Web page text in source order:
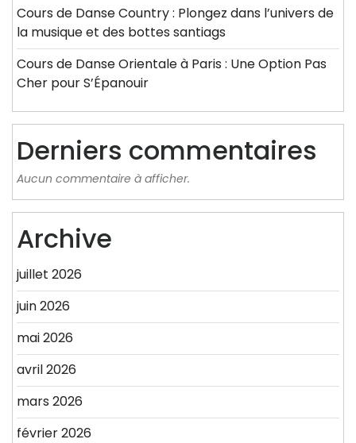
Cours de Danse Country : Plongez dans l’univers de
la musique et des bottes santiags
Cours de Danse Orientale à Paris : Une Option Pas
Cher pour S’Épanouir
Derniers commentaires
Aucun commentaire à afficher.
Archive
juillet 2026
juin 2026
mai 2026
avril 2026
mars 2026
février 2026